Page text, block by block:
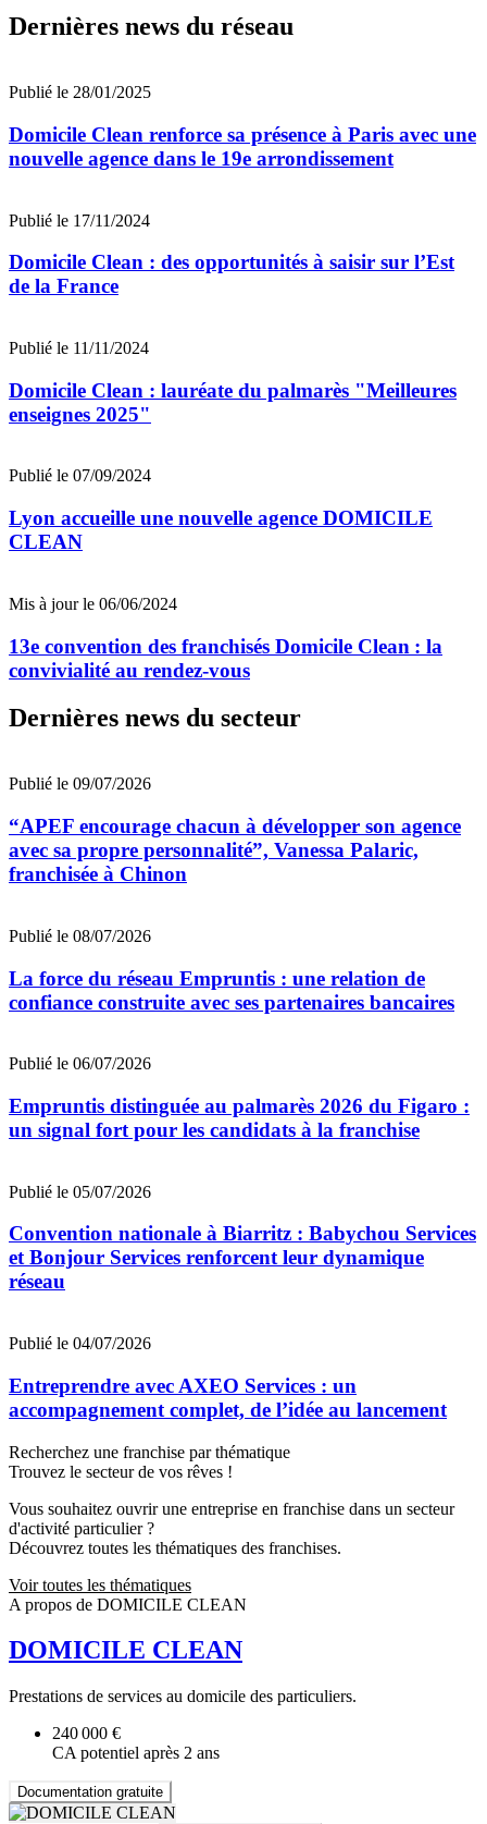
Dernières news du réseau
Publié le 28/01/2025
Domicile Clean renforce sa présence à Paris avec une
nouvelle agence dans le 19e arrondissement
Publié le 17/11/2024
Domicile Clean : des opportunités à saisir sur l’Est
de la France
Publié le 11/11/2024
Domicile Clean : lauréate du palmarès "Meilleures
enseignes 2025"
Publié le 07/09/2024
Lyon accueille une nouvelle agence DOMICILE
CLEAN
Mis à jour le 06/06/2024
13e convention des franchisés Domicile Clean : la
convivialité au rendez-vous
Dernières news du secteur
Publié le 09/07/2026
“APEF encourage chacun à développer son agence
avec sa propre personnalité”, Vanessa Palaric,
franchisée à Chinon
Publié le 08/07/2026
La force du réseau Empruntis : une relation de
confiance construite avec ses partenaires bancaires
Publié le 06/07/2026
Empruntis distinguée au palmarès 2026 du Figaro :
un signal fort pour les candidats à la franchise
Publié le 05/07/2026
Convention nationale à Biarritz : Babychou Services
et Bonjour Services renforcent leur dynamique
réseau
Publié le 04/07/2026
Entreprendre avec AXEO Services : un
accompagnement complet, de l’idée au lancement
Recherchez une franchise par thématique
Trouvez le secteur de vos rêves !
Vous souhaitez ouvrir une entreprise en franchise dans un secteur
d'activité particulier ?
Découvrez toutes les thématiques des franchises.
Voir toutes les thématiques
A propos de DOMICILE CLEAN
DOMICILE CLEAN
Prestations de services au domicile des particuliers.
240 000 €
CA potentiel après 2 ans
Documentation gratuite